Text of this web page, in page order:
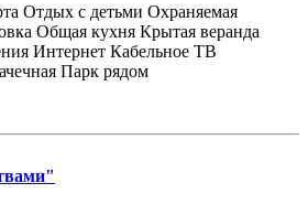
Отдых с детьми Охраняемая
Общая кухня Крытая веранда
Интернет Кабельное ТВ
Парк рядом